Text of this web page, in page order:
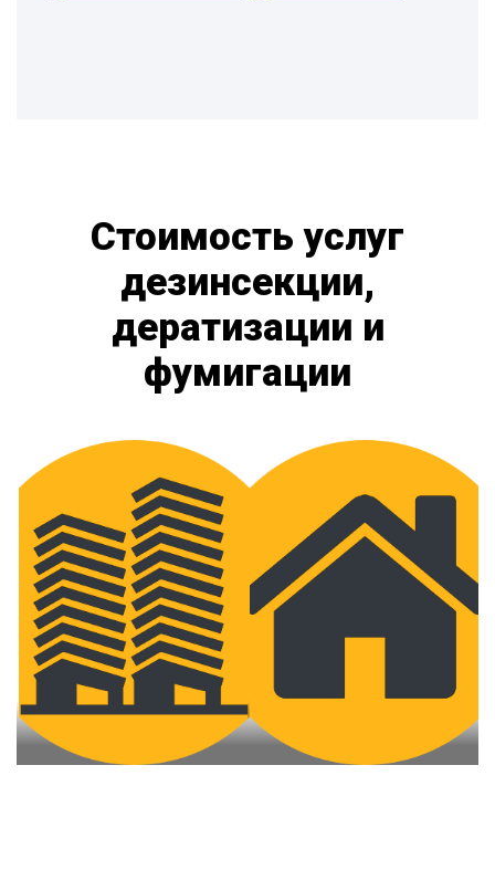
Стоимость услуг
дезинсекции,
дератизации и
фумигации
Квартиры и общежития
Обработка квартир
Обработка общежитий